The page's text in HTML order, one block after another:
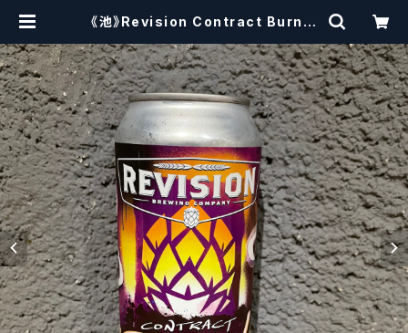
《池》Revision Contract Burn 3
トリプルヘイジーIPA (473ml)【クラ
フトビール】 | craftbeerscissors